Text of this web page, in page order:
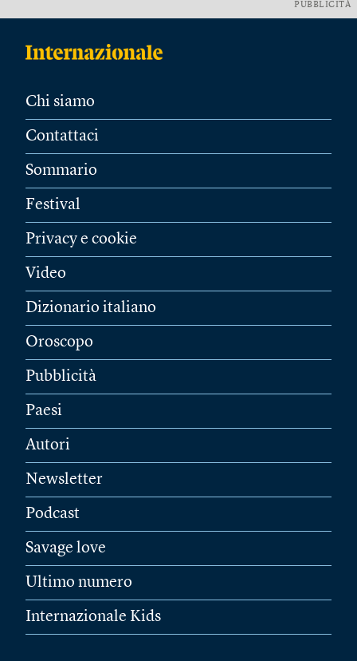
PUBBLICITÀ
Chi siamo
Contattaci
Sommario
Festival
Privacy e cookie
Video
Dizionario italiano
Oroscopo
Pubblicità
Paesi
Autori
Newsletter
Podcast
Savage love
Ultimo numero
Internazionale Kids